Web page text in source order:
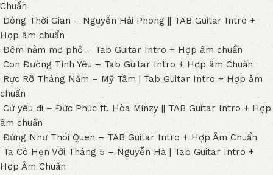
Chuẩn
Dòng Thời Gian – Nguyễn Hải Phong || TAB Guitar Intro +
Hợp âm chuẩn
Đêm nằm mơ phố – Tab Guitar Intro + Hợp âm chuẩn
Con Đường Tình Yêu – Tab Guitar Intro + Hợp âm Chuẩn
Rực Rỡ Tháng Năm – Mỹ Tâm | Tab Guitar Intro + Hợp âm
chuẩn
Cứ yêu đi – Đức Phúc ft. Hòa Minzy || TAB Guitar Intro + Hợp
âm chuẩn
Đừng Như Thói Quen – TAB Guitar Intro + Hợp Âm Chuẩn
Ta Có Hẹn Với Tháng 5 – Nguyễn Hà | Tab Guitar Intro +
Hợp Âm Chuẩn